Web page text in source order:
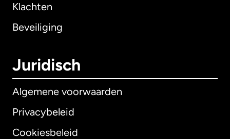
Klachten
Beveiliging
Juridisch
Algemene voorwaarden
Privacybeleid
Cookiesbeleid